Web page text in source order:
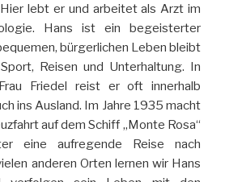
lebt er und arbeitet als Arzt im
Hans ist ein begeisterter
bürgerlichen Leben bleibt
Reisen und Unterhaltung. In
Friedel reist er oft innerhalb
ins Ausland. Im Jahre 1935 macht
auf dem Schiff „Monte Rosa“
eine aufregende Reise nach
anderen Orten lernen wir Hans